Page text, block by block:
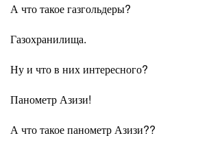
А что такое газгольдеры?
Газохранилища.
Ну и что в них интересного?
Панометр Азизи!
А что такое панометр Азизи??